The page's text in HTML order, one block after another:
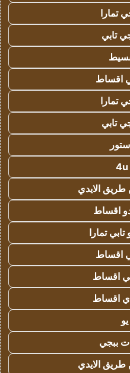
تمارا
تابي
اقساط
تمارا
تابي
الايدي
اقساط
تمارا
اقساط
اقساط
اقساط
ببجي
الايدي